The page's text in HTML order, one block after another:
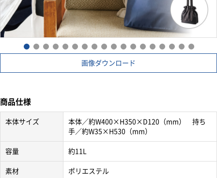
画像ダウンロード
商品仕様
本体サイズ
本体／約W400×H350×D120（mm） 持ち
手／約W35×H530（mm）
容量 約11L
素材 ポリエステル